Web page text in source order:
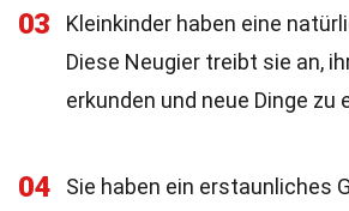
03
Kleinkinder haben eine
Diese Neugier treibt sie an,
erkunden und neue Dinge zu
04
Sie haben ein erstaunliches